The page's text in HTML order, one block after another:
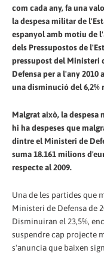
com cada any, fa una
la despesa militar de
espanyol amb motiu de
dels Pressupostos de
pressupost del Ministeri
Defensa per a l'any 2010
una disminució del 6,2%
Malgrat això, la despesa
hi ha despeses que
dintre el Ministeri de
suma 18.161 milions
respecte al 2009.
Una de les partides que
Ministeri de Defensa de
Disminuiran el 23,5%,
suspendre cap projecte
s'anuncia que baixen